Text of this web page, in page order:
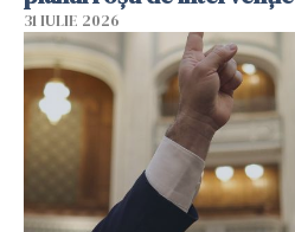
31 IULIE 2026